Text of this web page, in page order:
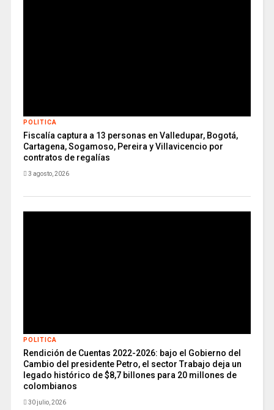
POLITICA
Fiscalía captura a 13 personas en Valledupar, Bogotá,
Cartagena, Sogamoso, Pereira y Villavicencio por
contratos de regalías
3 agosto, 2026
POLITICA
Rendición de Cuentas 2022-2026: bajo el Gobierno del
Cambio del presidente Petro, el sector Trabajo deja un
legado histórico de $8,7 billones para 20 millones de
colombianos
30 julio, 2026